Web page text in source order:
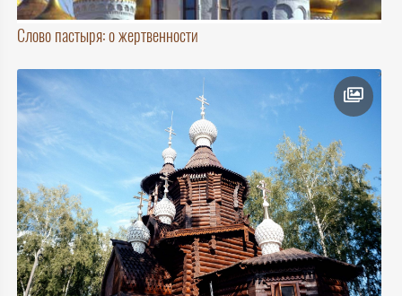
Слово пастыря: о жертвенности